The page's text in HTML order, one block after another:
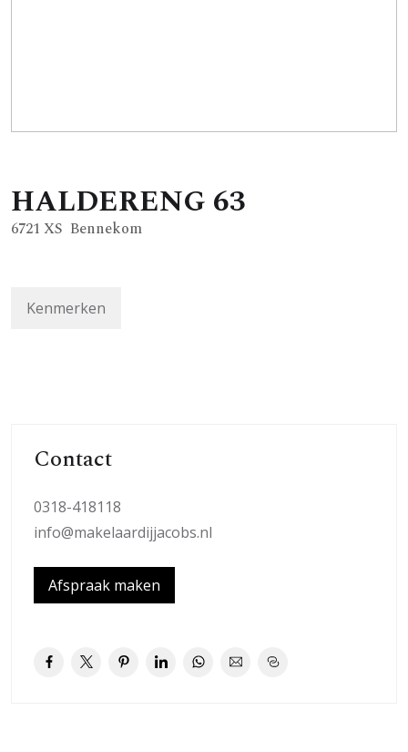
HALDERENG 63
6721 XS Bennekom
Kenmerken
Contact
0318-418118
info@makelaardijjacobs.nl
Afspraak maken